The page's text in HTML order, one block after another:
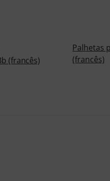
(francês)
Palhetas
(francês)